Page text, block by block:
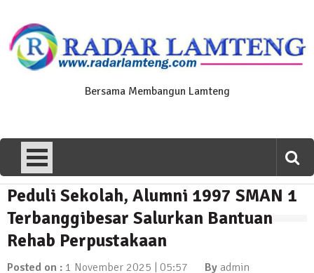
content
Bersama Membangun Lamteng
News Flash
Polres Lamteng Gelar Upacara
Peringatan Hari Pahlawan, Teladani
Semangat Pengorbanan untuk Bangsa
10 November 2025 | 14:07
Peduli Sekolah, Alumni 1997 SMAN 1
Terbanggibesar Salurkan Bantuan
Rehab Perpustakaan
Posted on : 1 November 2025 | 05:57 By admin